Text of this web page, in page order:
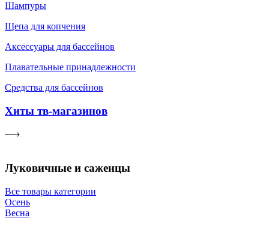
Шампуры
Щепа для копчения
Аксессуары для бассейнов
Плавательные принадлежности
Средства для бассейнов
Хиты тв-магазинов
Луковичные и саженцы
Все товары категории
Осень
Весна